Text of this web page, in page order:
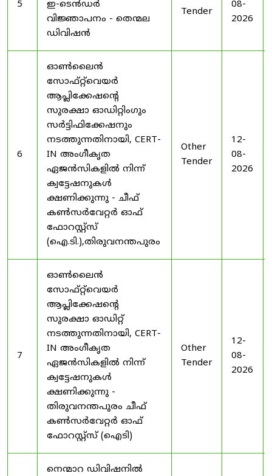
5
ഇ-ടെൻഡർ
വിജ്ഞാപനം - തെന്മല
ഡിവിഷൻ
Tender
08-
2026
6
ഓൺലൈൻ
സോഫ്റ്റ്‌വെയർ
ആപ്ലിക്കേഷന്റെ
സുരക്ഷാ ഓഡിറ്റിംഗും
സർട്ടിഫിക്കേഷനും
നടത്തുന്നതിനായി, CERT-
IN അംഗീകൃത
ഏജൻസികളിൽ നിന്ന്
ക്വട്ടേഷനുകൾ
ക്ഷണിക്കുന്നു - ചീഫ്
കൺസർവേറ്റർ ഓഫ്
ഫോറസ്റ്റ്സ്
(ഐ.ടി.),തിരുവനന്തപുരം
Other
Tender
12-
08-
2026
7
ഓൺലൈൻ
സോഫ്റ്റ്‌വെയർ
ആപ്ലിക്കേഷന്റെ
സുരക്ഷാ ഓഡിറ്റ്
നടത്തുന്നതിനായി, CERT-
IN അംഗീകൃത
ഏജൻസികളിൽ നിന്ന്
ക്വട്ടേഷനുകൾ
ക്ഷണിക്കുന്നു -
തിരുവനന്തപുരം ചീഫ്
കൺസർവേറ്റർ ഓഫ്
ഫോറസ്റ്റ്സ് (ഐടി)
Other
Tender
12-
08-
2026
നെന്മാറ ഡിവിഷനിൽ